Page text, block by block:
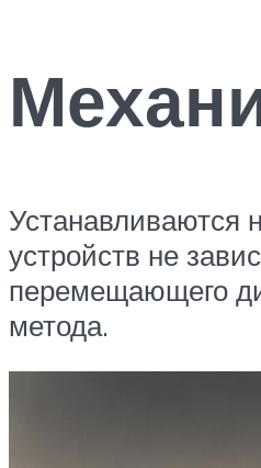
Устанавливаются
устройств не
перемещающего
метода.